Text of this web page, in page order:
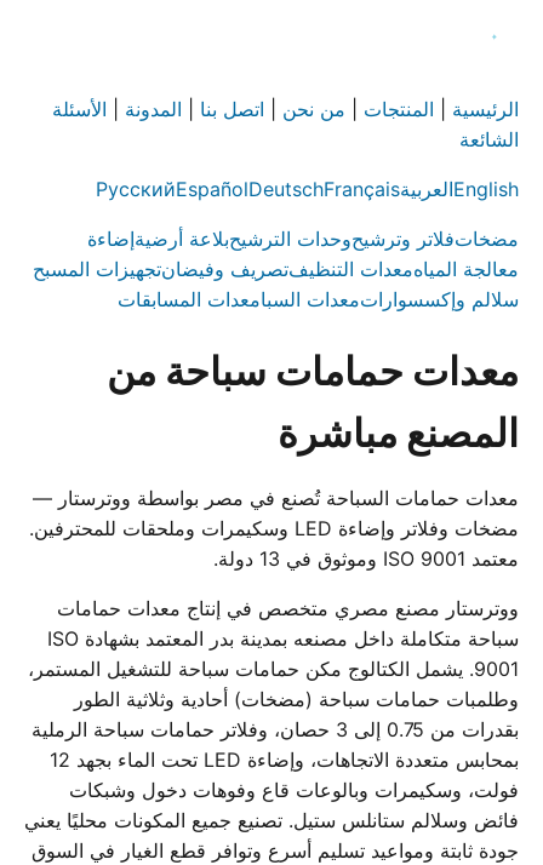
الرئيسية المنتجات من نحن اتصل بنا المدونة
الأسئلة
الشائعة
EnglishالعربيةFrançais
Deutsch
Español
Русский
مضخاتفلاتر وترشيحوحدات الترشيحبلاعة أرضيةإضاءة
معالجة المياهمعدات التنظيفتصريف وفيضانتجهيزات المسبح
سلالم وإكسسواراتمعدات السبامعدات المسابقات
معدات حمامات سباحة من
المصنع مباشرة
معدات حمامات السباحة تُصنع في مصر بواسطة ووترستار —
مضخات وفلاتر وإضاءة LED وسكيمرات وملحقات للمحترفين.
معتمد ISO 9001 وموثوق في 13 دولة.
ووترستار مصنع مصري متخصص في إنتاج معدات حمامات
سباحة متكاملة داخل مصنعه بمدينة بدر المعتمد بشهادة ISO
9001. يشمل الكتالوج مكن حمامات سباحة للتشغيل المستمر،
وطلمبات حمامات سباحة (مضخات) أحادية وثلاثية الطور
بقدرات من 0.75 إلى 3 حصان، وفلاتر حمامات سباحة الرملية
بمحابس متعددة الاتجاهات، وإضاءة LED تحت الماء بجهد 12
فولت، وسكيمرات وبالوعات قاع وفوهات دخول وشبكات
فائض وسلالم ستانلس ستيل. تصنيع جميع المكونات محليًا يعني
جودة ثابتة ومواعيد تسليم أسرع وتوافر قطع الغيار في السوق